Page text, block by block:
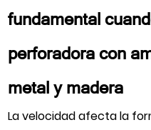
fundamental
perforadora con
metal y madera
La velocidad afecta la